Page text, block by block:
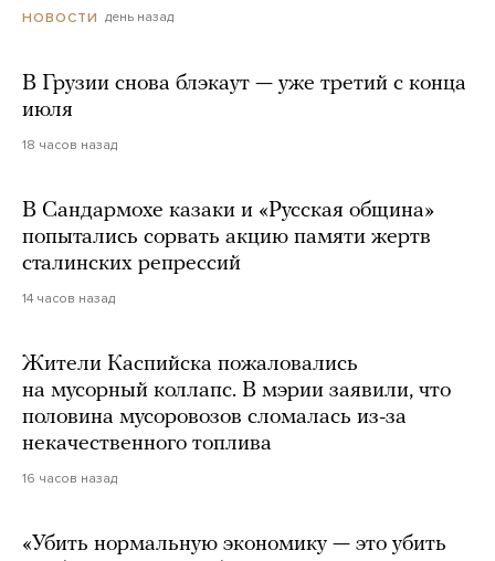
НОВОСТИ день назад
В Грузии снова блэкаут — уже третий с конца
июля
18 часов назад
В Сандармохе казаки и «Русская община»
попытались сорвать акцию памяти жертв
сталинских репрессий
14 часов назад
Жители Каспийска пожаловались
на мусорный коллапс. В мэрии заявили, что
половина мусоровозов сломалась из-за
некачественного топлива
16 часов назад
«Убить нормальную экономику — это убить